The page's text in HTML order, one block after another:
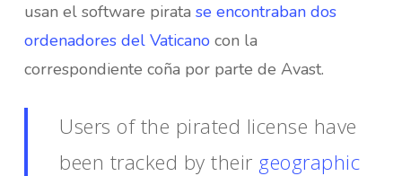
usan el software pirata se encontraban dos
ordenadores del Vaticanocon la
correspondiente coña por parte de Avast.
Users of the pirated license have
been tracked by their geographic